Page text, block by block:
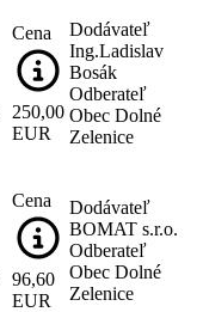
Cena
250,00
EUR
Dodávateľ
Ing.Ladislav
Bosák
Odberateľ
Obec Dolné
Zelenice
Cena
96,60
EUR
Dodávateľ
BOMAT s.r.o.
Odberateľ
Obec Dolné
Zelenice